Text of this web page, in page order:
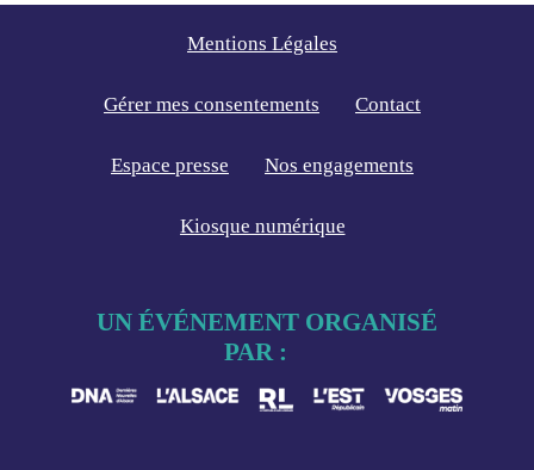
UN ÉVÉNEMENT ORGANISÉ
PAR :
Mentions Légales
Gérer mes consentements Contact
Espace presse Nos engagements
Kiosque numérique